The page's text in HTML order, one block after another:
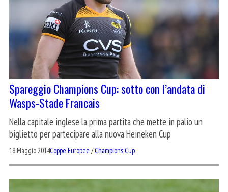
Spareggio Champions Cup: sotto con l’andata di
Wasps-Stade Francais
Nella capitale inglese la prima partita che mette in palio un
biglietto per partecipare alla nuova Heineken Cup
18 Maggio 2014Coppe Europee /Champions Cup